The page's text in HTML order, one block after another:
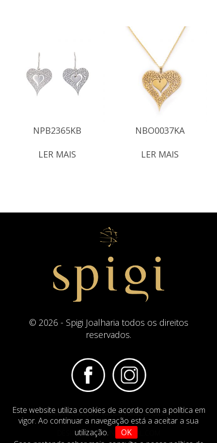
Este website utiliza cookies de acordo com a política em
vigor. Ao continuar a navegação está a aceitar a sua
utilização.
OK
NPB2365KB
LER MAIS
NBO0037KA
LER MAIS
© 2026 - Spigi Joalharia todos os direitos
reservados.
Termos e Condições Website Politica de Cookies
DESIGN BYIMAGINEVIRTUAL.COM